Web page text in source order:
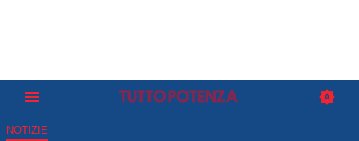
NOTIZIE